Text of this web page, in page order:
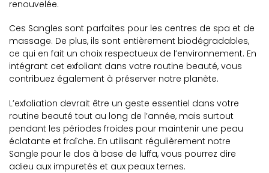
renouvelée.
Ces Sangles sont parfaites pour les centres de spa et de
massage. De plus, ils sont entièrement biodégradables,
ce qui en fait un choix respectueux de l’environnement. En
intégrant cet exfoliant dans votre routine beauté, vous
contribuez également à préserver notre planète.
L’exfoliation devrait être un geste essentiel dans votre
routine beauté tout au long de l’année, mais surtout
pendant les périodes froides pour maintenir une peau
éclatante et fraîche. En utilisant régulièrement notre
Sangle pour le dos à base de luffa, vous pourrez dire
adieu aux impuretés et aux peaux ternes.